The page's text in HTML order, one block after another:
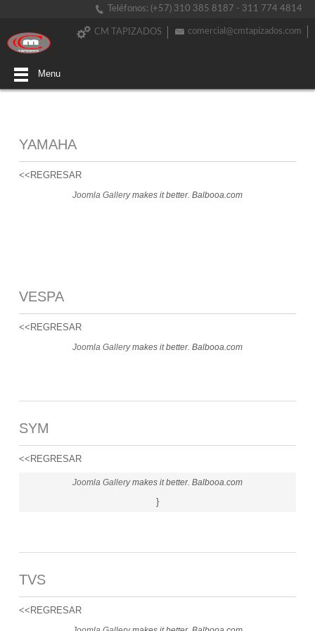
Teléfonos: (+57) 310 385 8187 - 311 774 4814
comercial@cmtapizados.com
CM TAPIZADOS
Menu
YAMAHA
<<REGRESAR
Joomla Gallerymakes it better. Balbooa.com
VESPA
<<REGRESAR
Joomla Gallerymakes it better. Balbooa.com
SYM
<<REGRESAR
Joomla Gallerymakes it better. Balbooa.com
}
TVS
<<REGRESAR